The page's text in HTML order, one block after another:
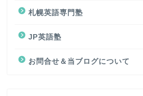
札幌英語専門塾
JP英語塾
お問合せ＆当ブログについて